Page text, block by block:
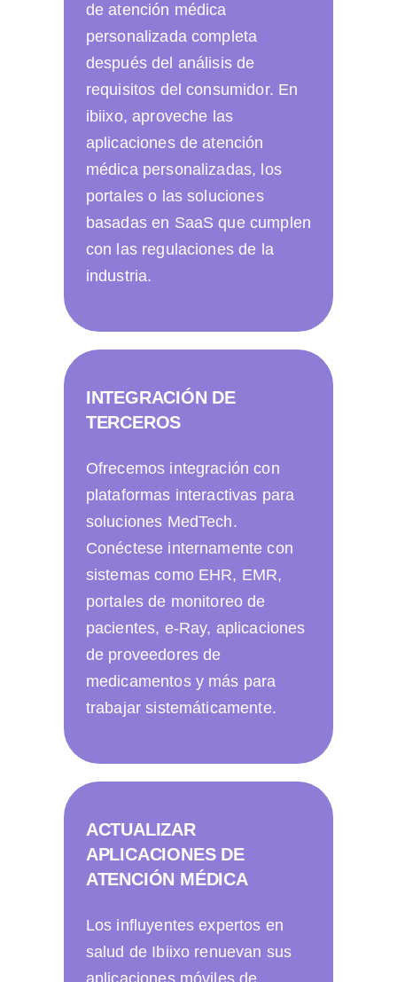
de atención médica
personalizada completa
después del análisis de
requisitos del consumidor. En
ibiixo, aproveche las
aplicaciones de atención
médica personalizadas, los
portales o las soluciones
basadas en SaaS que cumplen
con las regulaciones de la
industria.
INTEGRACIÓN DE
TERCEROS
Ofrecemos integración con
plataformas interactivas para
soluciones MedTech.
Conéctese internamente con
sistemas como EHR, EMR,
portales de monitoreo de
pacientes, e-Ray, aplicaciones
de proveedores de
medicamentos y más para
trabajar sistemáticamente.
ACTUALIZAR
APLICACIONES DE
ATENCIÓN MÉDICA
Los influyentes expertos en
salud de Ibiixo renuevan sus